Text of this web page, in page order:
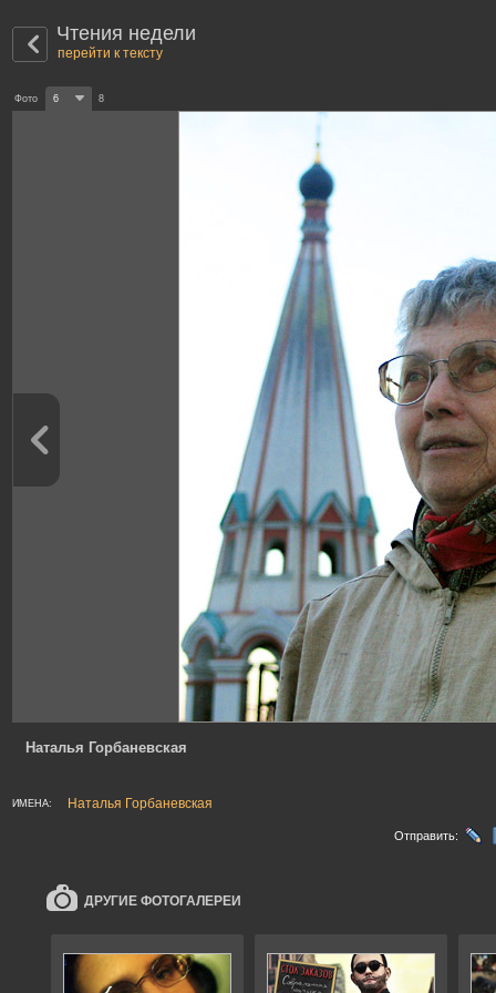
Чтения недели
перейти к тексту
Фото 6 8
Наталья Горбаневская
ИМЕНА: Наталья Горбаневская
Отправить:
ДРУГИЕ ФОТОГАЛЕРЕИ